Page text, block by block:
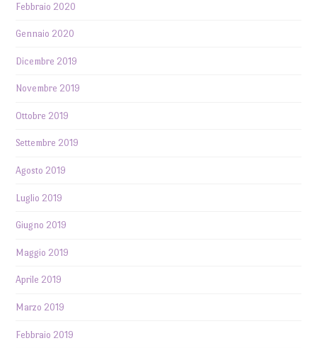
Febbraio 2020
Gennaio 2020
Dicembre 2019
Novembre 2019
Ottobre 2019
Settembre 2019
Agosto 2019
Luglio 2019
Giugno 2019
Maggio 2019
Aprile 2019
Marzo 2019
Febbraio 2019